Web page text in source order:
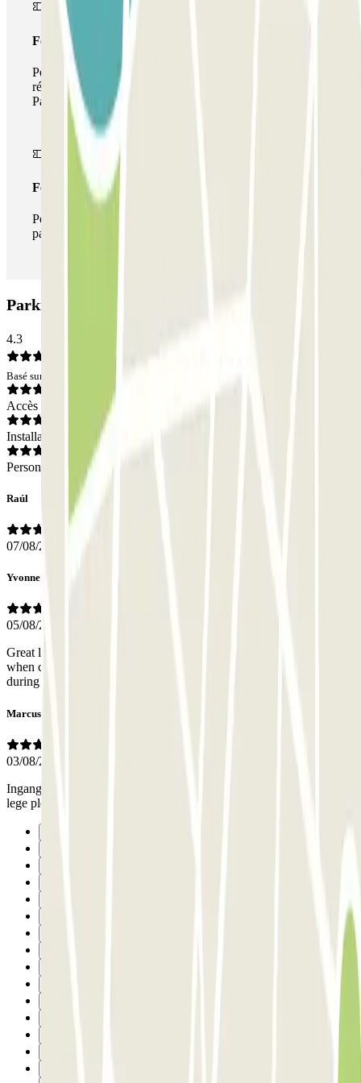
Forfait de stationnement multiple
Pendant votre séjour, vous pouvez utiliser l'ensemble du
réseau de parkings de cet opérateur disponible sur
Parclick.
Forfait illimité
Pendant votre séjour, vous pouvez entrer et sortir du
parking aussi souvent que vous le souhaitez.
Parking NN Valencia: Avis
4.3
Basé sur 871 avis
Accès
Installations
Personnel
Raúl
07/08/2026
Yvonne
05/08/2026
Great location close to Diagonal, the 5-hour fare is a good deal
when compared to city hourly rates. Very kind parking attendants
during the different occasions I have parked here.
Marcus
03/08/2026
Ingang aan 2 kanten. De plekken zijn klein, maar er zijn voldoende
lege plekken.